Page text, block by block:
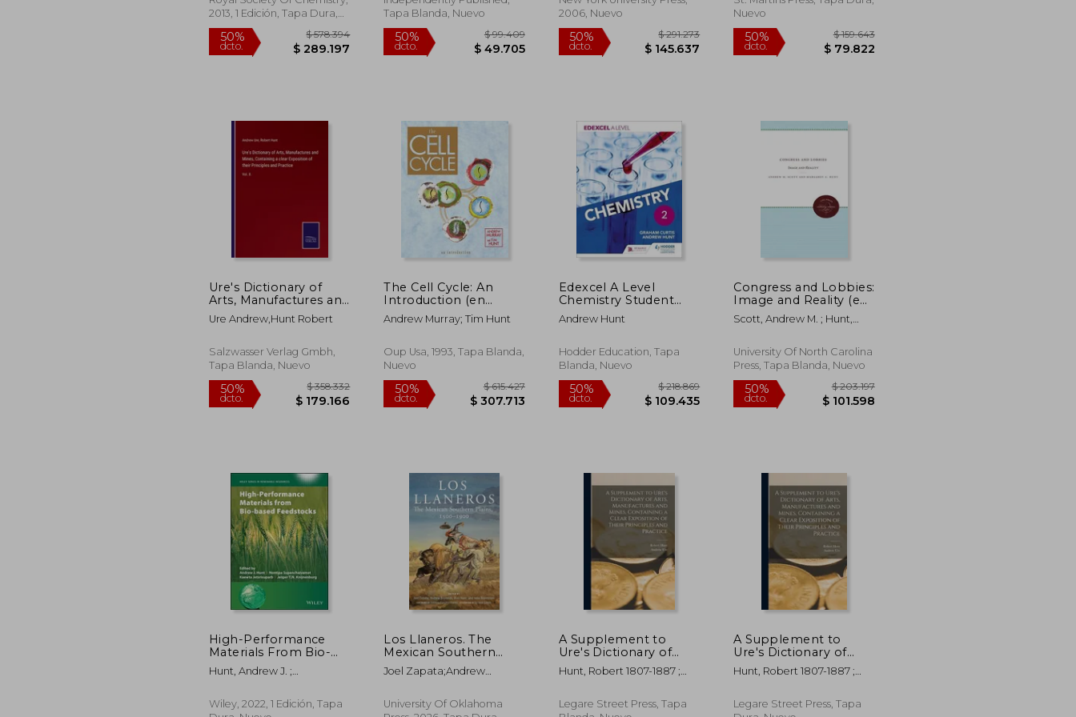
2013, 1 Edición, Tapa Dura,
Nuevo
50%
dcto. $ 289.197
Tapa Blanda, Nuevo
50%
dcto. $ 49.705
2006, Nuevo
50%
dcto. $ 145.637
Nuevo
50%
dcto.
Ure's Dictionary of
Arts, Manufactures and
Mines, Containing a
Clear Exposition of
Practice: Vol. Ii. De
Andrew
Gmbh) (en Inglés)
Ure Andrew,Hunt Robert
Salzwasser Verlag Gmbh,
Tapa Blanda, Nuevo
50% $ 358.332
The Cell Cycle: An
Introduction (en
Inglés)
Andrew Murray; Tim Hunt
Oup Usa, 1993, Tapa Blanda,
Nuevo
50% $ 615.427
Edexcel A Level
Chemistry Student
Book 2
Andrew Hunt
Hodder Education, Tapa
Blanda, Nuevo
50% $ 218.869
Congress and Lobbies:
Image and Reality (en
Inglés)
Scott, Andrew M. ; Hunt,
University Of North Carolina
Press, Tapa Blanda, Nuevo
50%
High-Performance
Materials From Bio-
Based Feedstocks
(Wiley Series in
(en Inglés)
Hunt, Andrew J. ;
Jetsrisuparb, Kaewta
Wiley, 2022, 1 Edición, Tapa
Los Llaneros. The
Mexican Southern
Plains, 1500-1900 (en
Inglés)
Joel Zapata;Andrew
Beusterien
University Of Oklahoma
A Supplement to
Ure's Dictionary of
Arts, Manufactures and
Mines [microform],
Exposition of Their
Hunt, Robert 1807-1887 ;
Dictionary Of
Legare Street Press, Tapa
A Supplement to
Ure's Dictionary of
Arts, Manufactures and
Mines [microform],
Exposition of Their
Hunt, Robert 1807-1887 ;
Dictionary Of
Legare Street Press, Tapa